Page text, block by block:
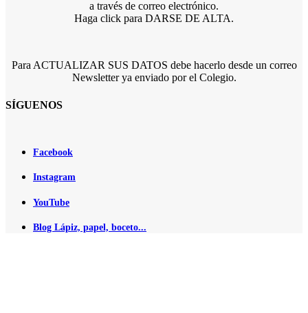
a través de correo electrónico.
Haga click para DARSE DE ALTA.
Para ACTUALIZAR SUS DATOS debe hacerlo desde un correo
Newsletter ya enviado por el Colegio.
SÍGUENOS
Facebook
Instagram
YouTube
Blog Lápiz, papel, boceto...